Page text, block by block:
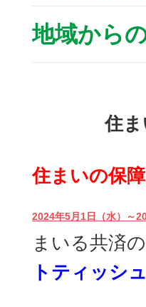
地域から
住
住まいの保
2024年5月1日（水）～
まいる共済
トティッシ